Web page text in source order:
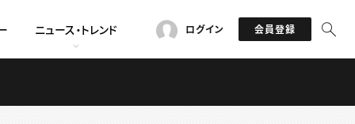
ニュース・トレンド ログイン 会員登録